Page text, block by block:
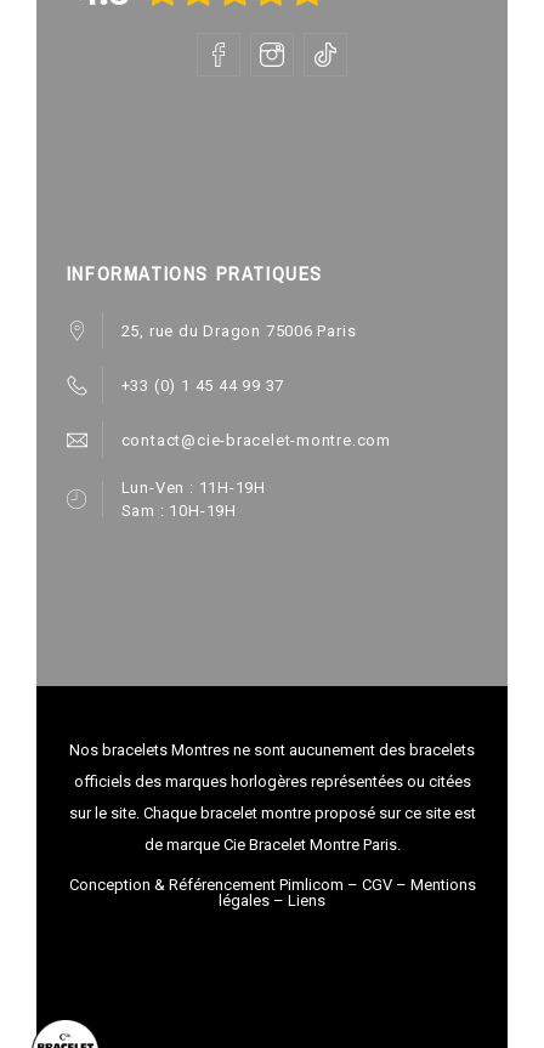
INFORMATIONS PRATIQUES
25, rue du Dragon 75006 Paris
+33 (0) 1 45 44 99 37
contact@cie-bracelet-montre.com
Lun-Ven : 11H-19H
Sam : 10H-19H
Nos bracelets Montres ne sont aucunement des bracelets
officiels des marques horlogères représentées ou citées
sur le site. Chaque bracelet montre proposé sur ce site est
de marque Cie Bracelet Montre Paris.
Conception & Référencement Pimlicom – CGV– Mentions
légales – Liens